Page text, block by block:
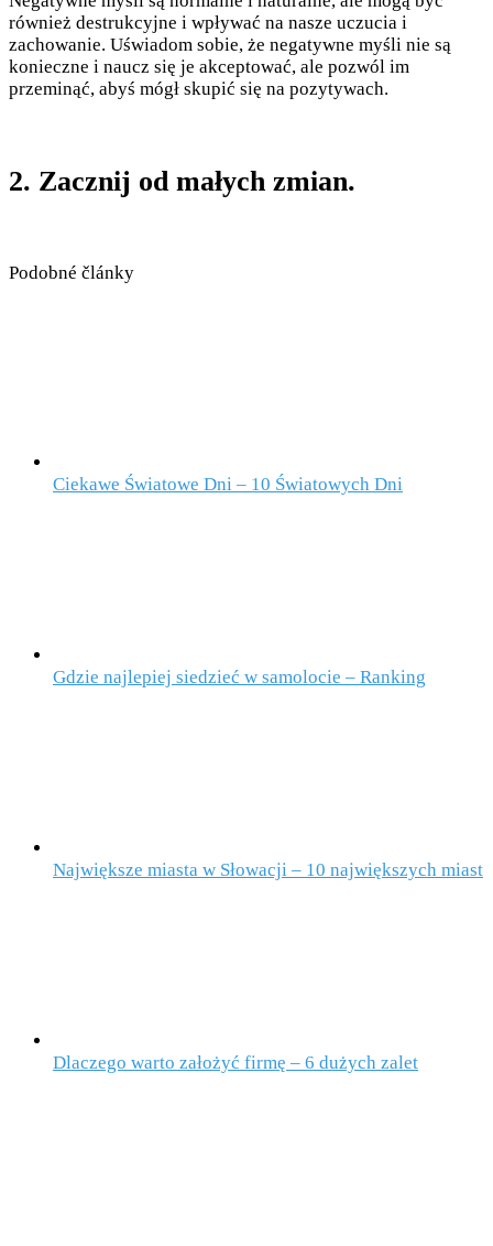
również destrukcyjne i wpływać na nasze uczucia i
zachowanie. Uświadom sobie, że negatywne myśli nie są
konieczne i naucz się je akceptować, ale pozwól im
przeminąć, abyś mógł skupić się na pozytywach.
2. Zacznij od małych zmian.
Podobné články
Ciekawe Światowe Dni – 10 Światowych Dni
Gdzie najlepiej siedzieć w samolocie – Ranking
Największe miasta w Słowacji – 10 największych miast
Dlaczego warto założyć firmę – 6 dużych zalet